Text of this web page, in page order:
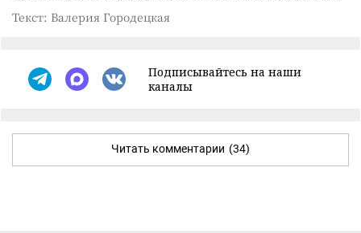
Текст: Валерия Городецкая
Подписывайтесь на наши
каналы
Читать комментарии (34)